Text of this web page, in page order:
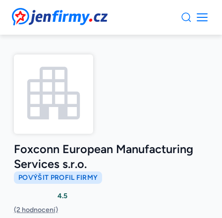
JenFirmy.cz
Foxconn European Manufacturing
Services s.r.o.
POVÝŠIT PROFIL FIRMY
4.5
(2 hodnocení)